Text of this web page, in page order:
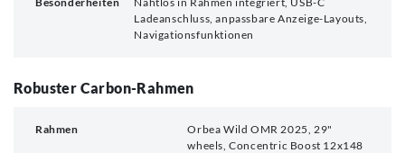
Ladeanschluss, anpassbare Anzeige-Layouts,
Navigationsfunktionen
Robuster Carbon-Rahmen
Rahmen
Orbea Wild OMR 2025, 29"
wheels, Concentric Boost 12x148